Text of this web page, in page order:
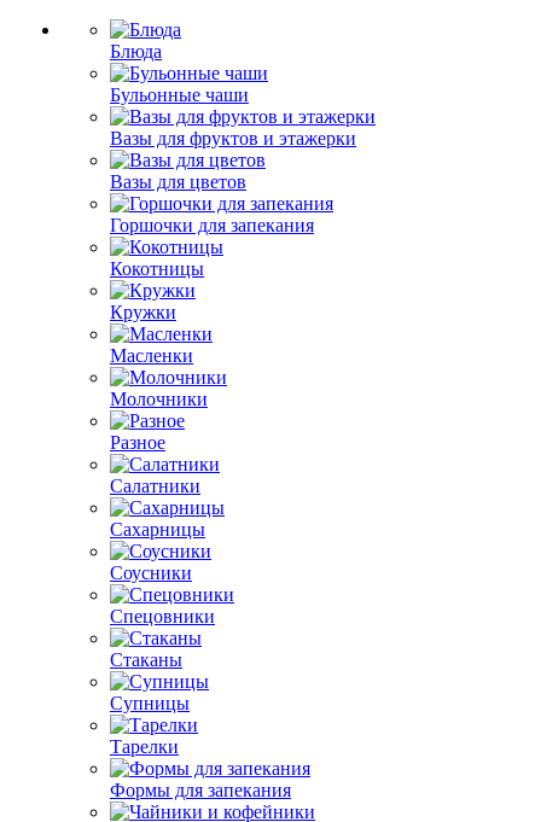
Блюда
Бульонные чаши
Вазы для фруктов и этажерки
Вазы для цветов
Горшочки для запекания
Кокотницы
Кружки
Масленки
Молочники
Разное
Салатники
Сахарницы
Соусники
Спецовники
Стаканы
Супницы
Тарелки
Формы для запекания